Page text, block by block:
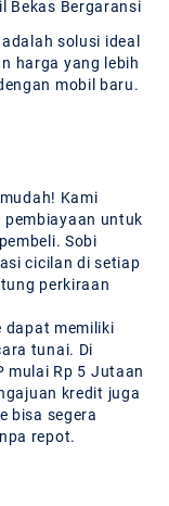
Bekas Bergaransi
solusi ideal
harga yang lebih
mobil baru.
Kami
pembiayaan untuk
Sobi
cicilan di setiap
perkiraan
dapat memiliki
tunai. Di
mulai Rp 5 Jutaan
kredit juga
bisa segera
repot.